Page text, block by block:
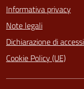
Informativa privacy
Note legali
Dichiarazione di
Cookie Policy (UE)